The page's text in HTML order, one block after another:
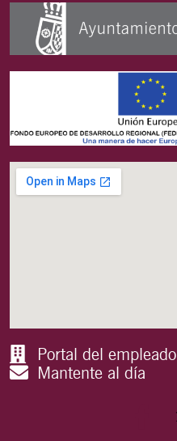
Portal del empleado
Mantente al día